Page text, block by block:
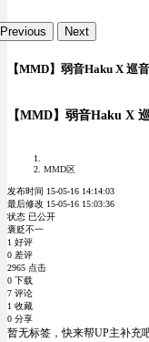
Previous Next
【MMD】弱音Haku X 巡
【MMD】弱音Haku X
MMD区
发布时间 15-05-16 14:14:03
最后修改 15-05-16 15:03:36
状态 已公开
褒贬不一
1 好评
0 差评
2965 点击
0 下载
7 评论
1 收藏
0 分享
暂无标签，快来帮UP主补充